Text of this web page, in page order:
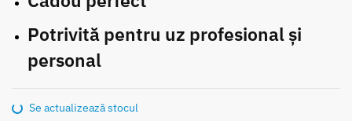
Potrivită pentru uz profesional și
personal
Se actualizează stocul